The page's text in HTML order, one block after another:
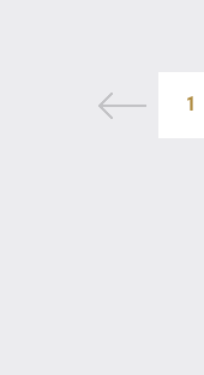
1